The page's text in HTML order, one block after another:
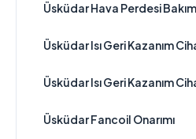
Üsküdar Hava Perdesi
Üsküdar Isı Geri Kazanım
Üsküdar Isı Geri Kazanım
Üsküdar Fancoil Onarımı